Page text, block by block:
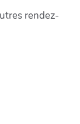
rendez-